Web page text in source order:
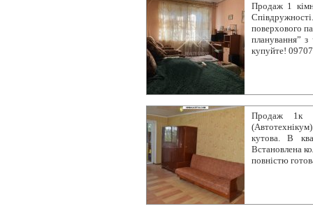
Продаж 1
поверхового
планування” з
купуйте!
Продаж 1к
кутова. В
Встановлена
повністю